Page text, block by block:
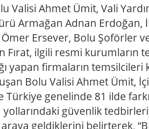
Valisi Ahmet Ümit, Vali
Armağan Adnan Erdoğan,
Ömer Ersever, Bolu Şoförler
Fırat, ilgili resmi kurumların
yapan firmaların temsilcileri
Bolu Valisi Ahmet Ümit,
Türkiye genelinde 81 ilde
yollarındaki güvenlik
geldiklerini belirterek,